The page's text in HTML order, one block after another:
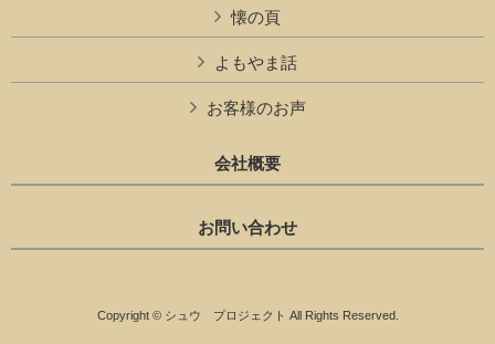
懐の頁
よもやま話
お客様のお声
会社概要
お問い合わせ
Copyright © シュウ プロジェクト All Rights Reserved.